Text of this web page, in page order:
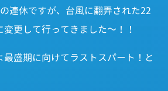
連休ですが、台風に翻弄された22
更して行ってきました～！！
盛期に向けてラストスパート！と